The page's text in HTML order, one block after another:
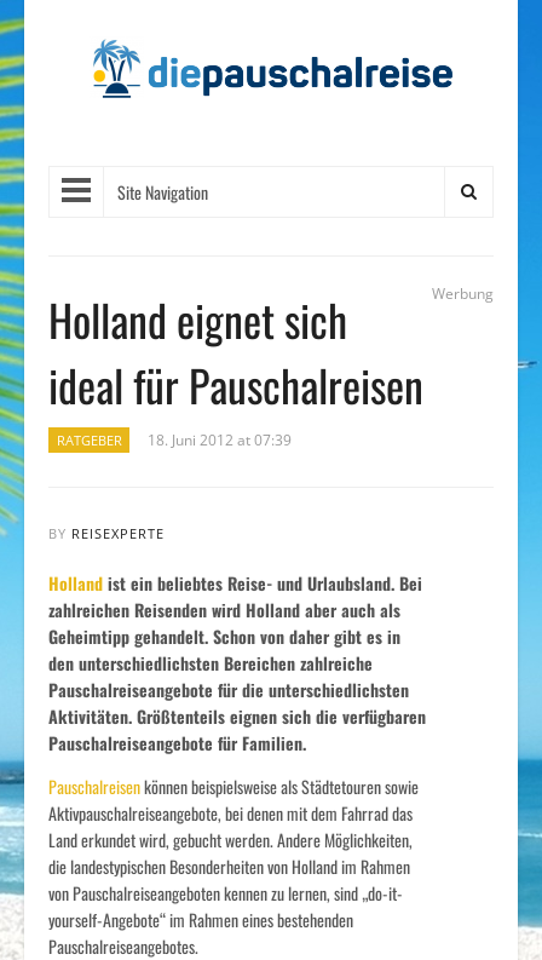
Site Navigation
Holland eignet sich
ideal für Pauschalreisen
Werbung
RATGEBER 18. Juni 2012 at 07:39
BY REISEXPERTE
Hollandist ein beliebtes Reise- und Urlaubsland. Bei
zahlreichen Reisenden wird Holland aber auch als
Geheimtipp gehandelt. Schon von daher gibt es in
den unterschiedlichsten Bereichen zahlreiche
Pauschalreiseangebote für die unterschiedlichsten
Aktivitäten. Größtenteils eignen sich die verfügbaren
Pauschalreiseangebote für Familien.
Pauschalreisenkönnen beispielsweise als Städtetouren sowie
Aktivpauschalreiseangebote, bei denen mit dem Fahrrad das
Land erkundet wird, gebucht werden. Andere Möglichkeiten,
die landestypischen Besonderheiten von Holland im Rahmen
von Pauschalreiseangeboten kennen zu lernen, sind „do-it-
yourself-Angebote“ im Rahmen eines bestehenden
Pauschalreiseangebotes.